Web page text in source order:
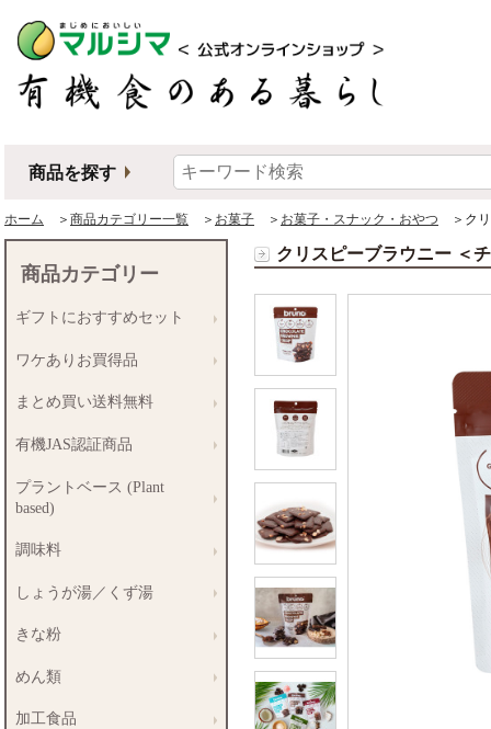
商品を探す
ホーム ＞ 商品カテゴリー一覧 ＞ お菓子 ＞ お菓子・スナック・おやつ ＞クリ
クリスピーブラウニー ＜
商品カテゴリー
ギフトにおすすめセット
ワケありお買得品
まとめ買い送料無料
有機JAS認証商品
プラントベース (Plant
based)
調味料
しょうが湯／くず湯
きな粉
めん類
加工食品